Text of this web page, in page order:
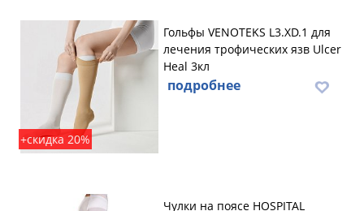
+скидка 20%
Гольфы VENOTEKS L3.XD.1 для
лечения трофических язв Ulcer
Heal 3кл
подробнее
Чулки на поясе HOSPITAL